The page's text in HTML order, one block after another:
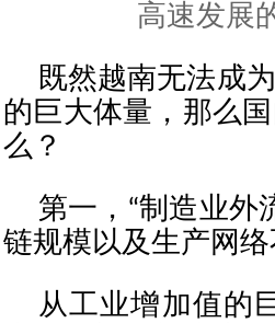
高速发展
既然越南无法成
的巨大体量，那么
么？
第一，“制造业外
链规模以及生产网
从工业增加值的